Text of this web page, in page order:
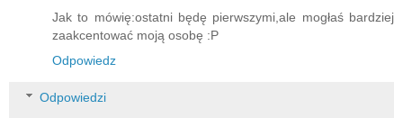
Jak to mówię:ostatni będę pierwszymi,ale mogłaś bardziej
zaakcentować moją osobę :P
Odpowiedz
Odpowiedzi